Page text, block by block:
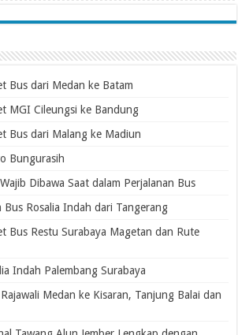
Bus dari Medan ke Batam
MGI Cileungsi ke Bandung
Bus dari Malang ke Madiun
Bungurasih
Dibawa Saat dalam Perjalanan Bus
Bus Rosalia Indah dari Tangerang
Bus Restu Surabaya Magetan dan Rute
Indah Palembang Surabaya
Medan ke Kisaran, Tanjung Balai dan